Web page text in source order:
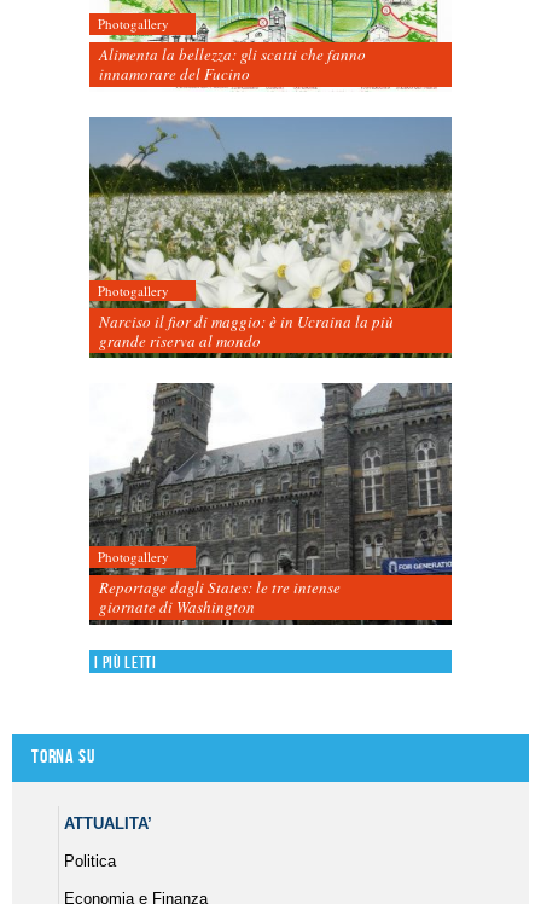
Photogallery
Alimenta la bellezza: gli scatti che fanno
innamorare del Fucino
Photogallery
Narciso il fior di maggio: è in Ucraina la più
grande riserva al mondo
Photogallery
Reportage dagli States: le tre intense
giornate di Washington
I più letti
Torna su
ATTUALITA’
Politica
Economia e Finanza